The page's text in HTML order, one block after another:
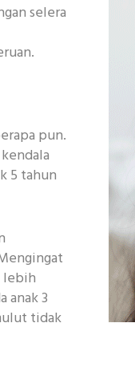
selera
pun.
5 tahun
lebih
anak 3
tidak